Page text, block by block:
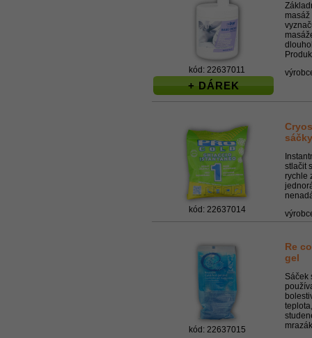
kód: 22637011
+ DÁREK
kód: 22637014
sáčky
stlačit
rychle
kód: 22637015
Re
gel
Sáček